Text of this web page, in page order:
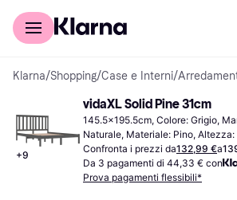
Per il tuo shopping
Klarna/Shopping/Case e Interni/
+9
vidaXL Solid Pine 31cm
145.5x195.5cm, Colore: Grigio,
Naturale, Materiale: Pino, Altezza:
Confronta i prezzi da132,99 €a
Da 3 pagamenti di 44,33 € con
Prova pagamenti flessibili*